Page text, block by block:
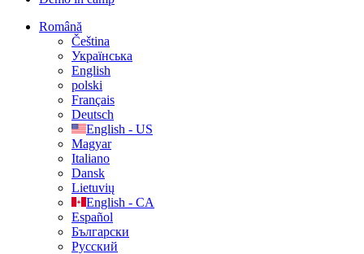
Română
Čeština
Українська
English
polski
Français
Deutsch
English - US
Magyar
Italiano
Dansk
Lietuvių
English - CA
Español
Български
Русский